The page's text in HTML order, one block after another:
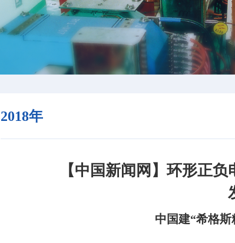
2018年
【中国新闻网】环形正
中国建“希格